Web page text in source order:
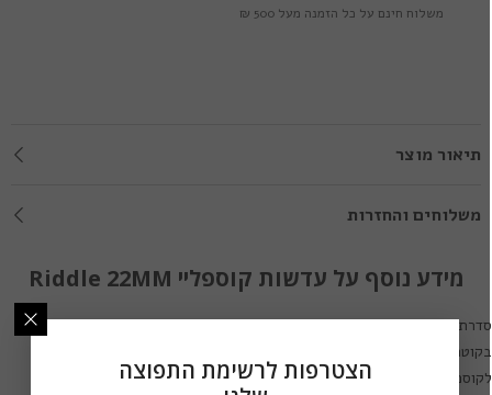
משלוח חינם על כל הזמנה מעל 500 ₪
תיאור מוצר
משלוחים והחזרות
מידע נוסף על עדשות קוספליי Riddle 22MM
עדשות מגע לקוספליי ותחפושותLumos Riddle 22MMהן עדשות מגע
ואפקטים אלו מגיעות בשלל אפקטים ודגמים.
הצטרפות לרשימת התפוצה